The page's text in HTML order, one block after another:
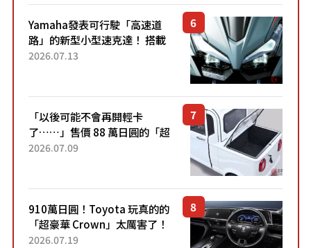
Yamaha發表可行駛「高速道
路」的新型小型速克達！ 搭載
能享受超強勁「渦輪感」的動
2026.07.13
「以後可能不會再開輕卡
了……」售價 88 萬日圓的「超
迷你輕型貨車」引發兩極評
了！...
2026.07.09
910萬日圓！Toyota 玩真的的
「超豪華 Crown」太厲害了！
採用由「匠人技藝」打造的
2026.07.19